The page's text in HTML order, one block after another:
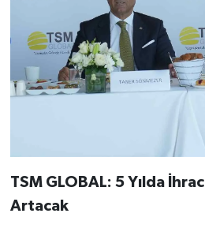
TSM GLOBAL: 5 Yılda
Artacak